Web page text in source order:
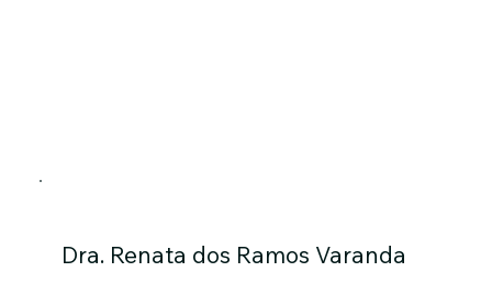
Dra. Renata dos Ramos Varanda